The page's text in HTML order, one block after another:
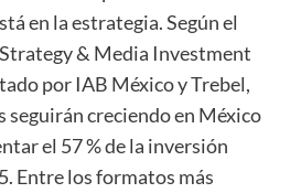
en la estrategia. Según el
& Media Investment
por IAB México y Trebel,
seguirán creciendo en México
el 57 % de la inversión
Entre los formatos más